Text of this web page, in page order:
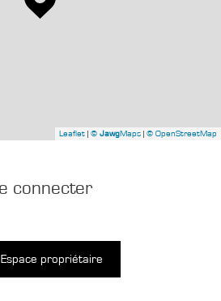
Leaflet | © JawgMaps | © OpenStreetMap
connecter
Espace propriétaire